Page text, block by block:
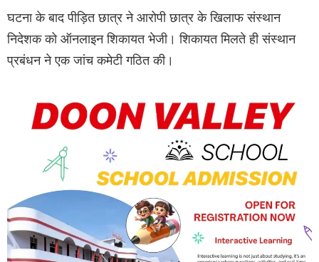
घटना के बाद पीड़ित छात्र ने आरोपी छात्र के खिलाफ संस्थान
निदेशक को ऑनलाइन शिकायत भेजी। शिकायत मिलते ही संस्थान
प्रबंधन ने एक जांच कमेटी गठित की।